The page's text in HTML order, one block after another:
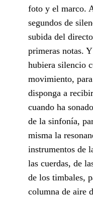
foto y el marco.
segundos de
subida del
primeras notas.
hubiera silencio
movimiento,
disponga a
cuando ha
de la sinfonía,
misma la
instrumentos de
las cuerdas, de
de los timbales,
columna de aire